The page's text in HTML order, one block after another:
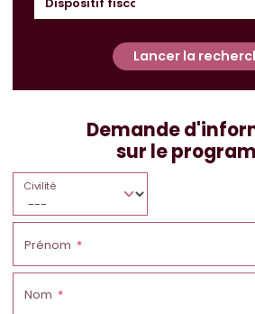
Lancer la
Demande
sur le
Civilité
Prénom
Nom